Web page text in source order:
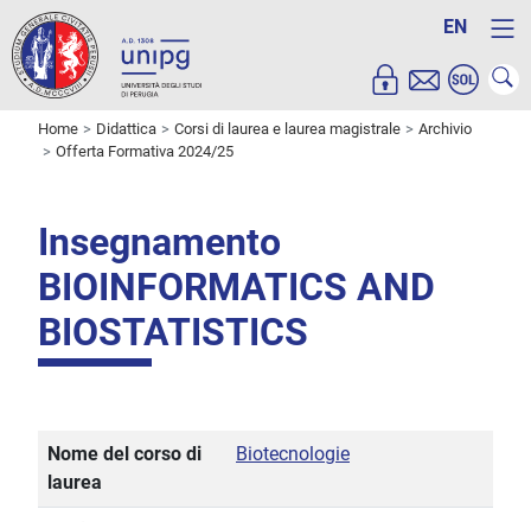
EN
Home Didattica Corsi di laurea e laurea magistrale
Archivio
Offerta Formativa 2024/25
Insegnamento
BIOINFORMATICS AND
BIOSTATISTICS
Nome del corso di
laurea
Biotecnologie